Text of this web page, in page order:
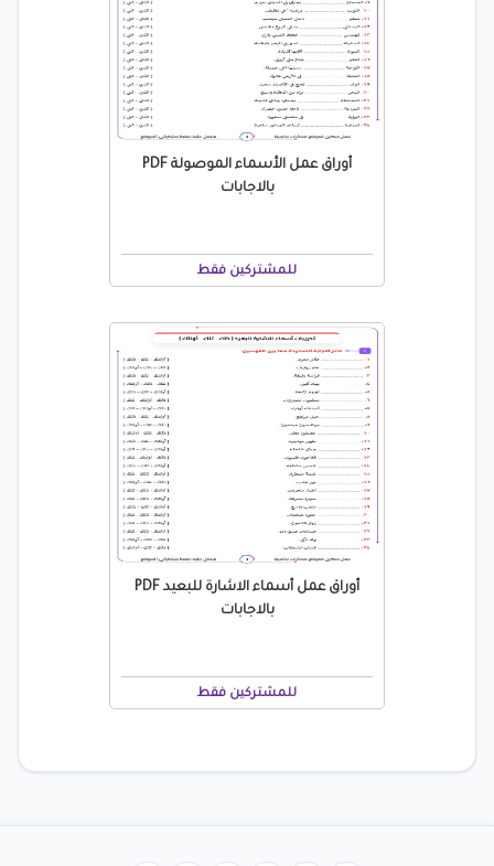
أوراق عمل الأسماء الموصولة PDF
بالاجابات
للمشتركين فقط
أوراق عمل أسماء الاشارة للبعيد PDF
بالاجابات
للمشتركين فقط